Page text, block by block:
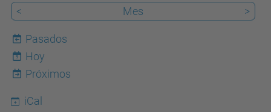
<
Mes >
Pasados
9
Hoy
Próximos
iCal